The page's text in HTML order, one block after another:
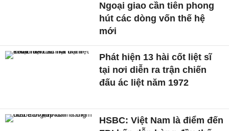
Ngoại giao cần tiên phong
hút các dòng vốn thế hệ
mới
Phát hiện 13 hài cốt liệt sĩ
tại nơi diễn ra trận chiến
đấu ác liệt năm 1972
HSBC: Việt Nam là điểm đến